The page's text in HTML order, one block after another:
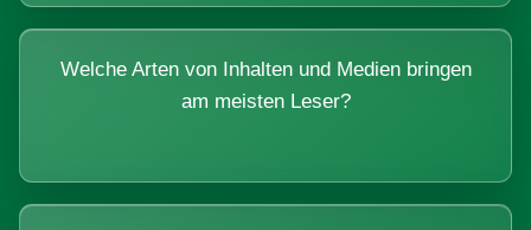
Welche Arten von Inhalten und Medien bringen
am meisten Leser?